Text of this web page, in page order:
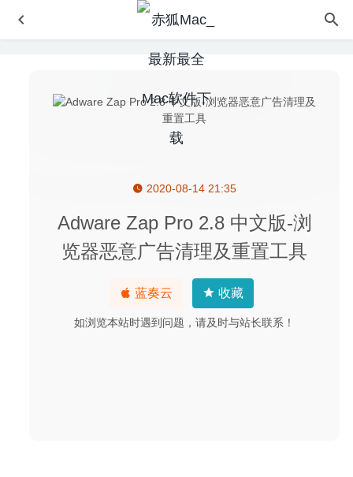
2020-08-14 21:35
Adware Zap Pro 2.8 中文版-浏
览器恶意广告清理及重置工具
蓝奏云 收藏
如浏览本站时遇到问题，请及时与站长联系！
捣蛋大脚怪(Sneaky Sasquatch) 2.0.5 中文版-有趣的休闲
VideoPad Professional 8.40 – 功能齐全且直观易用的视频
2020-07-04
Posterino 3.7.4 – 简单易用的照片墙拼图软件
4K YouTube to MP3 3.12.0 – 在线音乐转换及下载器